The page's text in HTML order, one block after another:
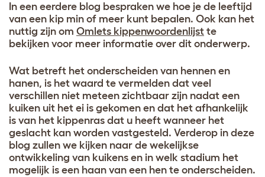
In een eerdere blog bespraken we hoe je de leeftijd
van een kip min of meer kunt bepalen. Ook kan het
nuttig zijn om Omlets kippenwoordenlijst te
bekijken voor meer informatie over dit onderwerp.
Wat betreft het onderscheiden van hennen en
hanen, is het waard te vermelden dat veel
verschillen niet meteen zichtbaar zijn nadat een
kuiken uit het ei is gekomen en dat het afhankelijk
is van het kippenras dat u heeft wanneer het
geslacht kan worden vastgesteld. Verderop in deze
blog zullen we kijken naar de wekelijkse
ontwikkeling van kuikens en in welk stadium het
mogelijk is een haan van een hen te onderscheiden.